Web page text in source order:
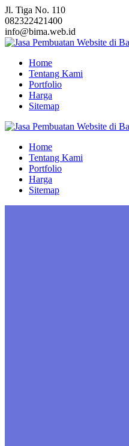
Skip
to
content
Jl. Tiga No. 110
082322421400
info@bima.web.id
Home
Tentang Kami
Portfolio
Harga
Sitemap
Home
Tentang Kami
Portfolio
Harga
Sitemap